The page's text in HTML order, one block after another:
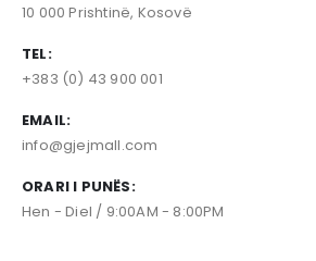
10 000 Prishtinë, Kosovë
TEL:
+383 (0) 43 900 001
EMAIL:
info@gjejmall.com
ORARI I PUNËS:
Hen - Diel / 9:00AM - 8:00PM